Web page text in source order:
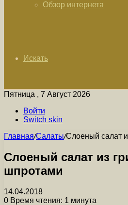
Обзор интернета
Искать
Пятница , 7 Август 2026
Войти
Switch skin
Главная/Салаты/Слоеный салат
Слоеный салат из
шпротами
14.04.2018
0 Время чтения: 1 минута